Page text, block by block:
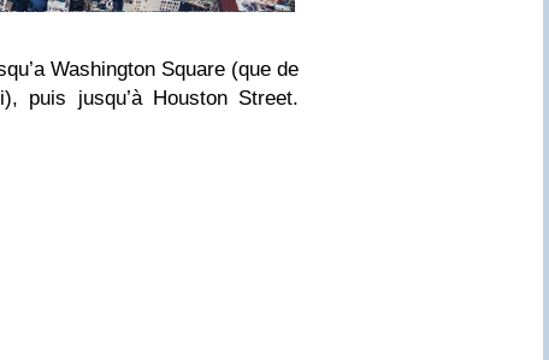
Washington Square (que de
puis jusqu’à Houston Street.